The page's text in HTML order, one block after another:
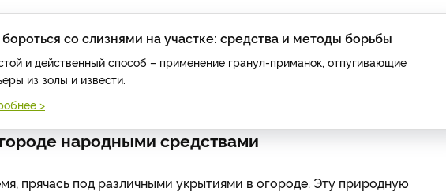
со слизнями на участке: средства и методы борьбы
и действенный способ – применение гранул-приманок, отпугивающие
из золы и извести.
>
народными средствами
прячась под различными укрытиями в огороде. Эту природную